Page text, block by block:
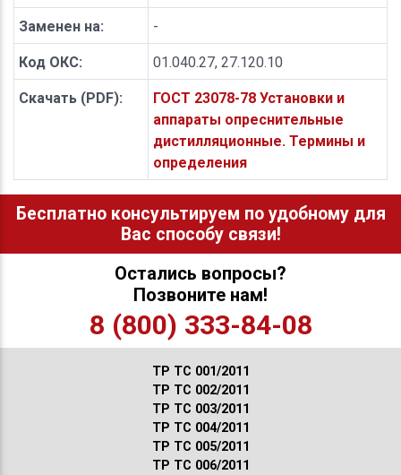
Заменен на: -
Код ОКС: 01.040.27, 27.120.10
Скачать (PDF):
ГОСТ 23078-78 Установки и
аппараты опреснительные
дистилляционные. Термины и
определения
Бесплатно консультируем по удобному для
Вас способу связи!
Остались вопросы?
Позвоните нам!
8 (800) 333-84-08
ТР ТС 001/2011
ТР ТС 002/2011
ТР ТС 003/2011
ТР ТС 004/2011
ТР ТС 005/2011
ТР ТС 006/2011